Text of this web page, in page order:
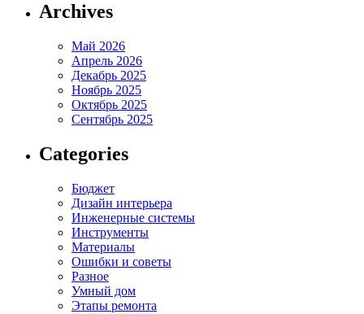
Archives
Май 2026
Апрель 2026
Декабрь 2025
Ноябрь 2025
Октябрь 2025
Сентябрь 2025
Categories
Бюджет
Дизайн интерьера
Инженерные системы
Инструменты
Материалы
Ошибки и советы
Разное
Умный дом
Этапы ремонта